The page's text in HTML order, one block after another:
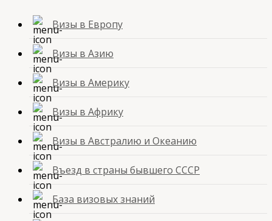
Визы в Европу
Визы в Азию
Визы в Америку
Визы в Африку
Визы в Австралию и Океанию
Въезд в страны бывшего СССР
База визовых знаний